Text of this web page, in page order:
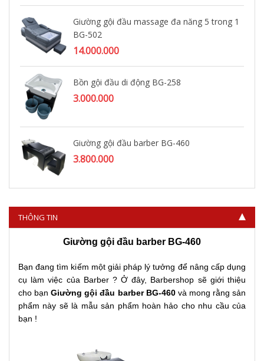
Giường gội đầu massage đa năng 5 trong 1
BG-502
14.000.000
Bồn gội đầu di động BG-258
3.000.000
Giường gội đầu barber BG-460
3.800.000
THÔNG TIN
Giường gội đầu barber BG-460
Bạn đang tìm kiếm một giải pháp lý tưởng để nâng cấp dụng
cụ làm việc của Barber ? Ở đây, Barbershop sẽ giới thiệu
cho bạnGiường gội đầu barber BG-460và mong rằng sản
phẩm này sẽ là mẫu sản phẩm hoàn hảo cho nhu cầu của
bạn !